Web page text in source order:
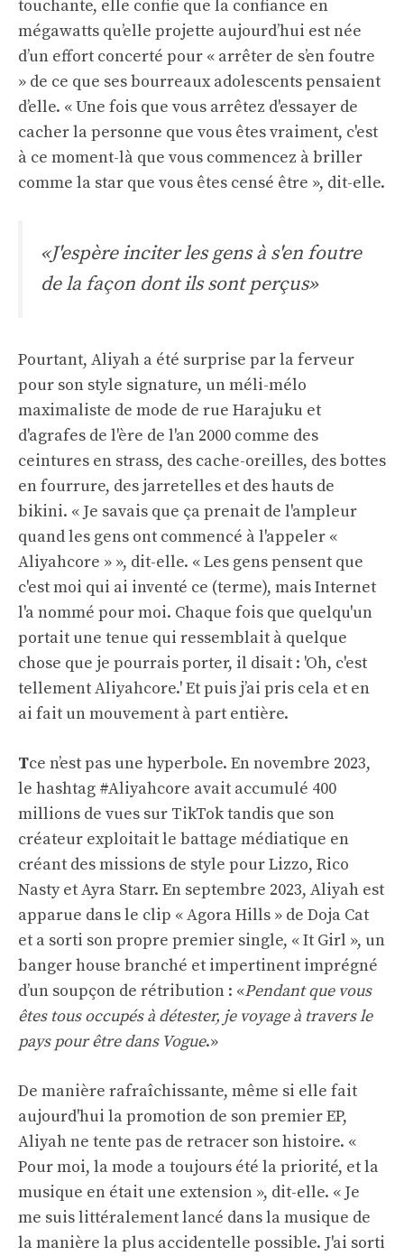
touchante, elle confie que la confiance en
mégawatts qu’elle projette aujourd’hui est née
d’un effort concerté pour « arrêter de s’en foutre
» de ce que ses bourreaux adolescents pensaient
d’elle. « Une fois que vous arrêtez d'essayer de
cacher la personne que vous êtes vraiment, c'est
à ce moment-là que vous commencez à briller
comme la star que vous êtes censé être », dit-elle.
«J'espère inciter les gens à s'en foutre
de la façon dont ils sont perçus»
Pourtant, Aliyah a été surprise par la ferveur
pour son style signature, un méli-mélo
maximaliste de mode de rue Harajuku et
d'agrafes de l'ère de l'an 2000 comme des
ceintures en strass, des cache-oreilles, des bottes
en fourrure, des jarretelles et des hauts de
bikini. « Je savais que ça prenait de l'ampleur
quand les gens ont commencé à l'appeler «
Aliyahcore » », dit-elle. « Les gens pensent que
c'est moi qui ai inventé ce (terme), mais Internet
l'a nommé pour moi. Chaque fois que quelqu'un
portait une tenue qui ressemblait à quelque
chose que je pourrais porter, il disait : 'Oh, c'est
tellement Aliyahcore.' Et puis j’ai pris cela et en
ai fait un mouvement à part entière.
Tce n’est pas une hyperbole. En novembre 2023,
le hashtag #Aliyahcore avait accumulé 400
millions de vues sur TikTok tandis que son
créateur exploitait le battage médiatique en
créant des missions de style pour Lizzo, Rico
Nasty et Ayra Starr. En septembre 2023, Aliyah est
apparue dans le clip « Agora Hills » de Doja Cat
et a sorti son propre premier single, « It Girl », un
banger house branché et impertinent imprégné
d’un soupçon de rétribution : «Pendant que vous
êtes tous occupés à détester, je voyage à travers le
pays pour être dans Vogue.»
De manière rafraîchissante, même si elle fait
aujourd'hui la promotion de son premier EP,
Aliyah ne tente pas de retracer son histoire. «
Pour moi, la mode a toujours été la priorité, et la
musique en était une extension », dit-elle. « Je
me suis littéralement lancé dans la musique de
la manière la plus accidentelle possible. J'ai sorti